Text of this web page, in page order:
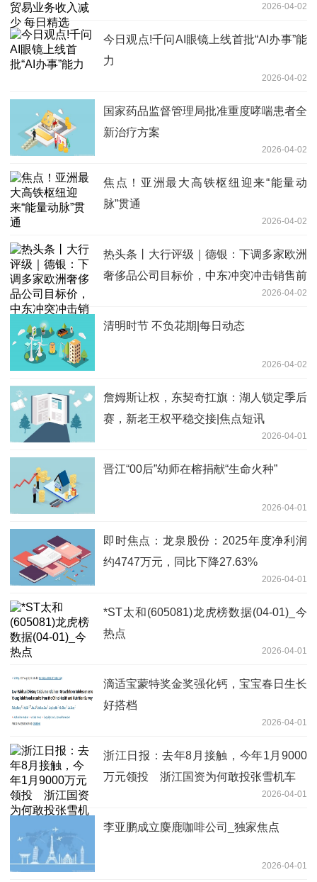
2026-04-02
今日观点!千问AI眼镜上线首批“AI办事”能
力
2026-04-02
国家药品监督管理局批准重度哮喘患者全
新治疗方案
2026-04-02
焦点！亚洲最大高铁枢纽迎来“能量动
脉”贯通
2026-04-02
热头条丨大行评级｜德银：下调多家欧洲
奢侈品公司目标价，中东冲突冲击销售前
2026-04-02
清明时节 不负花期|每日动态
2026-04-02
詹姆斯让权，东契奇扛旗：湖人锁定季后
赛，新老王权平稳交接|焦点短讯
2026-04-01
晋江“00后”幼师在榕捐献“生命火种”
2026-04-01
即时焦点：龙泉股份：2025年度净利润
约4747万元，同比下降27.63%
2026-04-01
*ST太和(605081)龙虎榜数据(04-01)_今
热点
2026-04-01
滴适宝蒙特奖金奖强化钙，宝宝春日生长
好搭档
2026-04-01
浙江日报：去年8月接触，今年1月9000
万元领投 浙江国资为何敢投张雪机车
2026-04-01
李亚鹏成立麋鹿咖啡公司_独家焦点
2026-04-01